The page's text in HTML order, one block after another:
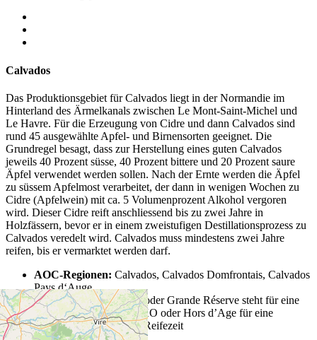
Calvados
Das Produktionsgebiet für Calvados liegt in der Normandie im
Hinterland des Ärmelkanals zwischen Le Mont-Saint-Michel und
Le Havre. Für die Erzeugung von Cidre und dann Calvados sind
rund 45 ausgewählte Apfel- und Birnensorten geeignet. Die
Grundregel besagt, dass zur Herstellung eines guten Calvados
jeweils 40 Prozent süsse, 40 Prozent bittere und 20 Prozent saure
Äpfel verwendet werden sollen. Nach der Ernte werden die Äpfel
zu süssem Apfelmost verarbeitet, der dann in wenigen Wochen zu
Cidre (Apfelwein) mit ca. 5 Volumenprozent Alkohol vergoren
wird. Dieser Cidre reift anschliessend bis zu zwei Jahre in
Holzfässern, bevor er in einem zweistufigen Destillationsprozess zu
Calvados veredelt wird. Calvados muss mindestens zwei Jahre
reifen, bis er vermarktet werden darf.
AOC-Regionen: Calvados, Calvados Domfrontais, Calvados
Pays d‘Auge
Ausbauformen:VSOP oder Grande Réserve steht für eine
mindestens fünfjährige, XO oder Hors d’Age für eine
mindestens sechsjährige Reifezeit